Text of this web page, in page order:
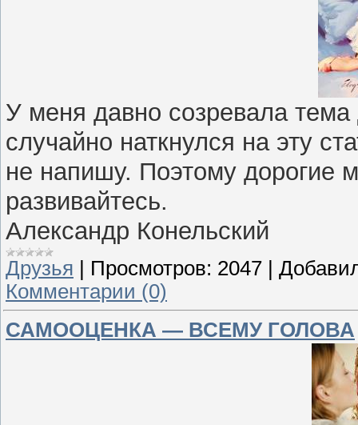
У меня давно созревала тема
случайно наткнулся на эту
не напишу. Поэтому дорогие
развивайтесь.
Александр Конельский
Друзья Просмотров: 2047
Комментарии (0)
САМООЦЕНКА — ВСЕМУ ГОЛОВА